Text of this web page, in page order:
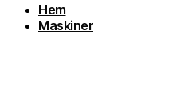
Hem
Maskiner